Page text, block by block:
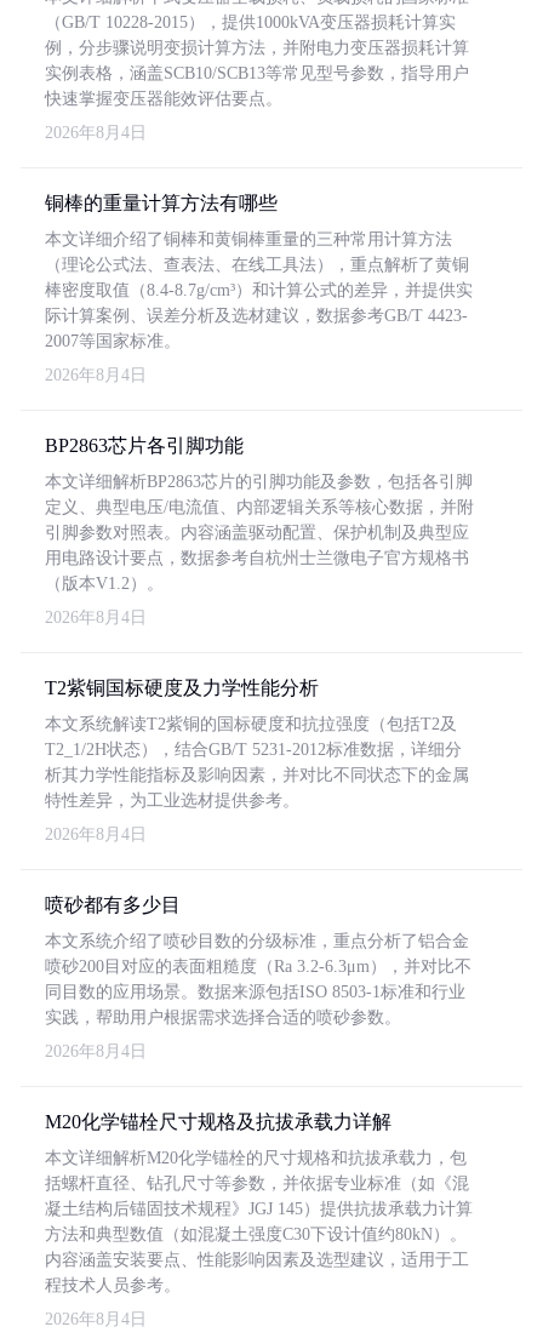
（GB/T 10228-2015），提供1000kVA变压器损耗计算实
例，分步骤说明变损计算方法，并附电力变压器损耗计算
实例表格，涵盖SCB10/SCB13等常见型号参数，指导用户
快速掌握变压器能效评估要点。
2026年8月4日
铜棒的重量计算方法有哪些
本文详细介绍了铜棒和黄铜棒重量的三种常用计算方法
（理论公式法、查表法、在线工具法），重点解析了黄铜
棒密度取值（8.4-8.7g/cm³）和计算公式的差异，并提供实
际计算案例、误差分析及选材建议，数据参考GB/T 4423-
2007等国家标准。
2026年8月4日
BP2863芯片各引脚功能
本文详细解析BP2863芯片的引脚功能及参数，包括各引脚
定义、典型电压/电流值、内部逻辑关系等核心数据，并附
引脚参数对照表。内容涵盖驱动配置、保护机制及典型应
用电路设计要点，数据参考自杭州士兰微电子官方规格书
（版本V1.2）。
2026年8月4日
T2紫铜国标硬度及力学性能分析
本文系统解读T2紫铜的国标硬度和抗拉强度（包括T2及
T2_1/2H状态），结合GB/T 5231-2012标准数据，详细分
析其力学性能指标及影响因素，并对比不同状态下的金属
特性差异，为工业选材提供参考。
2026年8月4日
喷砂都有多少目
本文系统介绍了喷砂目数的分级标准，重点分析了铝合金
喷砂200目对应的表面粗糙度（Ra 3.2-6.3μm），并对比不
同目数的应用场景。数据来源包括ISO 8503-1标准和行业
实践，帮助用户根据需求选择合适的喷砂参数。
2026年8月4日
M20化学锚栓尺寸规格及抗拔承载力详解
本文详细解析M20化学锚栓的尺寸规格和抗拔承载力，包
括螺杆直径、钻孔尺寸等参数，并依据专业标准（如《混
凝土结构后锚固技术规程》JGJ 145）提供抗拔承载力计算
方法和典型数值（如混凝土强度C30下设计值约80kN）。
内容涵盖安装要点、性能影响因素及选型建议，适用于工
程技术人员参考。
2026年8月4日